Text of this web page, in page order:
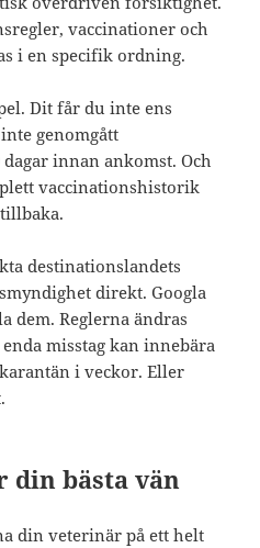
vaccinationer och
i en specifik ordning.
Dit får du inte ens
genomgått
innan ankomst. Och
vaccinationshistorik
destinationslandets
direkt. Googla
dem. Reglerna ändras
misstag kan innebära
i veckor. Eller
bästa vän
din veterinär på ett helt